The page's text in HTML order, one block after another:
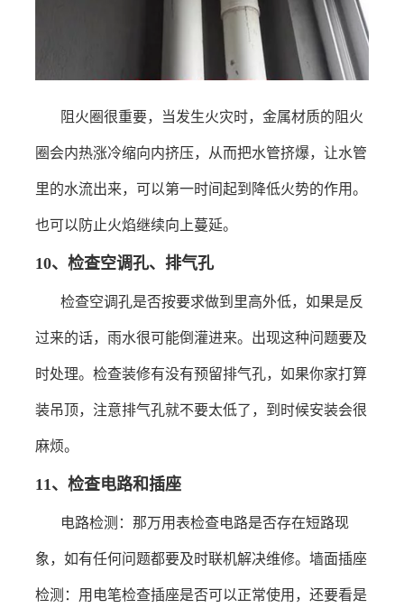
阻火圈很重要，当发生火灾时，金属材质的阻火
圈会内热涨冷缩向内挤压，从而把水管挤爆，让水管
里的水流出来，可以第一时间起到降低火势的作用。
也可以防止火焰继续向上蔓延。
10、 检查空调孔、排气孔
检查空调孔是否按要求做到里高外低，如果是反
过来的话，雨水很可能倒灌进来。出现这种问题要及
时处理。检查装修有没有预留排气孔，如果你家打算
装吊顶，注意排气孔就不要太低了，到时候安装会很
麻烦。
1 1 、 检查电路和插座
电路检测：那万用表检查电路是否存在短路现
象，如有任何问题都要及时联机解决维修。墙面插座
检测：用电笔检查插座是否可以正常使用，还要看是